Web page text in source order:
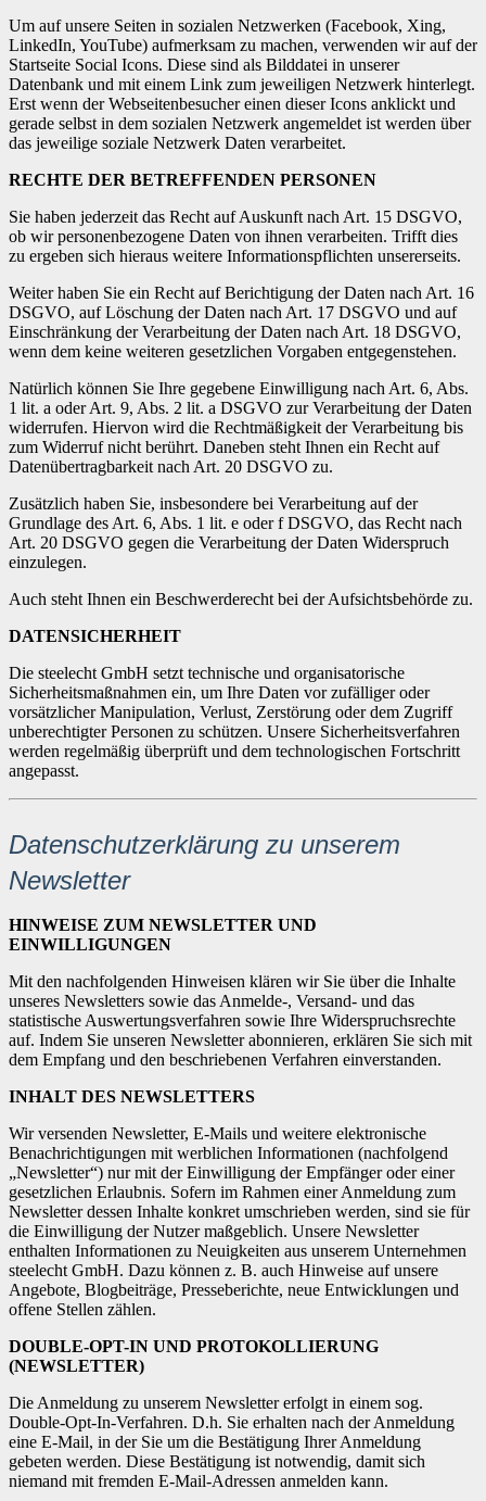
Um auf unsere Seiten in sozialen Netzwerken (Facebook, Xing,
LinkedIn, YouTube) aufmerksam zu machen, verwenden wir auf der
Startseite Social Icons. Diese sind als Bilddatei in unserer
Datenbank und mit einem Link zum jeweiligen Netzwerk hinterlegt.
Erst wenn der Webseitenbesucher einen dieser Icons anklickt und
gerade selbst in dem sozialen Netzwerk angemeldet ist werden über
das jeweilige soziale Netzwerk Daten verarbeitet.
RECHTE DER BETREFFENDEN PERSONEN
Sie haben jederzeit das Recht auf Auskunft nach Art. 15 DSGVO,
ob wir personenbezogene Daten von ihnen verarbeiten. Trifft dies
zu ergeben sich hieraus weitere Informationspflichten unsererseits.
Weiter haben Sie ein Recht auf Berichtigung der Daten nach Art. 16
DSGVO, auf Löschung der Daten nach Art. 17 DSGVO und auf
Einschränkung der Verarbeitung der Daten nach Art. 18 DSGVO,
wenn dem keine weiteren gesetzlichen Vorgaben entgegenstehen.
Natürlich können Sie Ihre gegebene Einwilligung nach Art. 6, Abs.
1 lit. a oder Art. 9, Abs. 2 lit. a DSGVO zur Verarbeitung der Daten
widerrufen. Hiervon wird die Rechtmäßigkeit der Verarbeitung bis
zum Widerruf nicht berührt. Daneben steht Ihnen ein Recht auf
Datenübertragbarkeit nach Art. 20 DSGVO zu.
Zusätzlich haben Sie, insbesondere bei Verarbeitung auf der
Grundlage des Art. 6, Abs. 1 lit. e oder f DSGVO, das Recht nach
Art. 20 DSGVO gegen die Verarbeitung der Daten Widerspruch
einzulegen.
Auch steht Ihnen ein Beschwerderecht bei der Aufsichtsbehörde zu.
DATENSICHERHEIT
Die steelecht GmbH setzt technische und organisatorische
Sicherheitsmaßnahmen ein, um Ihre Daten vor zufälliger oder
vorsätzlicher Manipulation, Verlust, Zerstörung oder dem Zugriff
unberechtigter Personen zu schützen. Unsere Sicherheitsverfahren
werden regelmäßig überprüft und dem technologischen Fortschritt
angepasst.
Datenschutzerklärung zu unserem
Newsletter
HINWEISE ZUM NEWSLETTER UND
EINWILLIGUNGEN
Mit den nachfolgenden Hinweisen klären wir Sie über die Inhalte
unseres Newsletters sowie das Anmelde-, Versand- und das
statistische Auswertungsverfahren sowie Ihre Widerspruchsrechte
auf. Indem Sie unseren Newsletter abonnieren, erklären Sie sich mit
dem Empfang und den beschriebenen Verfahren einverstanden.
INHALT DES NEWSLETTERS
Wir versenden Newsletter, E-Mails und weitere elektronische
Benachrichtigungen mit werblichen Informationen (nachfolgend
„Newsletter“) nur mit der Einwilligung der Empfänger oder einer
gesetzlichen Erlaubnis. Sofern im Rahmen einer Anmeldung zum
Newsletter dessen Inhalte konkret umschrieben werden, sind sie für
die Einwilligung der Nutzer maßgeblich. Unsere Newsletter
enthalten Informationen zu Neuigkeiten aus unserem Unternehmen
steelecht GmbH. Dazu können z. B. auch Hinweise auf unsere
Angebote, Blogbeiträge, Presseberichte, neue Entwicklungen und
offene Stellen zählen.
DOUBLE-OPT-IN UND PROTOKOLLIERUNG
(NEWSLETTER)
Die Anmeldung zu unserem Newsletter erfolgt in einem sog.
Double-Opt-In-Verfahren. D.h. Sie erhalten nach der Anmeldung
eine E-Mail, in der Sie um die Bestätigung Ihrer Anmeldung
gebeten werden. Diese Bestätigung ist notwendig, damit sich
niemand mit fremden E-Mail-Adressen anmelden kann.